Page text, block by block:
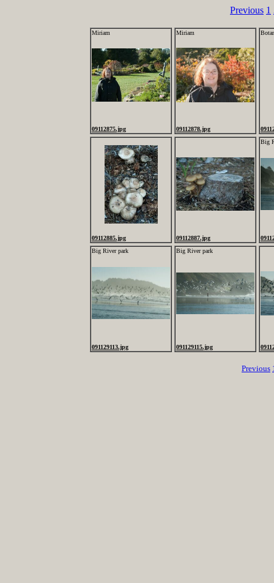
Previous 1
Miriam
09112875.jpg
Miriam
09112878.jpg
09112885.jpg 09112887.jpg
Big
Big River park
091129113.jpg
Big River park
091129115.jpg
Previous